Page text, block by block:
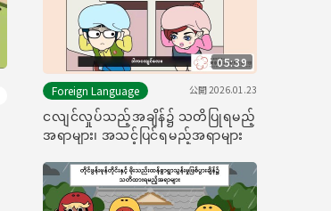
05:39
Foreign Language
公開2026.01.23
ငလျင်လှုပ်သည့်အချိန်၌ သတိပြုရမည့်
အရာများ၊ အသင့်ပြင်ရမည့်အရာများ